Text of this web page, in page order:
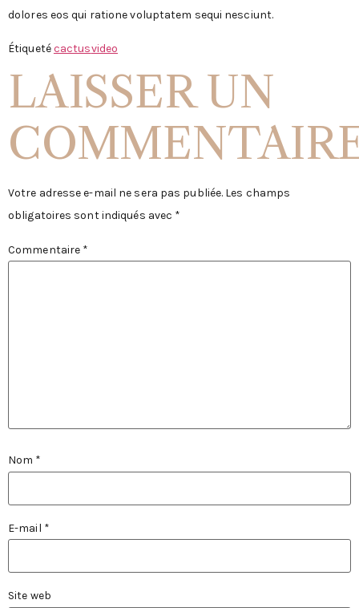
dolores eos qui ratione voluptatem sequi nesciunt.
Étiquetécactusvideo
LAISSER UN
Votre adresse e-mail ne sera pas publiée. Les champs
obligatoires sont indiqués avec *
Commentaire *
Nom *
E-mail *
Site web